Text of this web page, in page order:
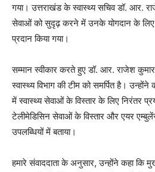
गया। उत्तराखंड के स्वास्थ्य सचिव डॉ. आर.
सेवाओं को सुदृढ़ करने में उनके योगदान के लिए
प्रदान किया गया।
सम्मान स्वीकार करते हुए डॉ. आर. राजेश
स्वास्थ्य विभाग की टीम को समर्पित है। उन्होंने
में स्वास्थ्य सेवाओं के विस्तार के लिए निरंतर
टेलीमेडिसिन सेवाओं के विस्तार और एयर
उपलब्धियों में बताया।
हमारे संवाददाता के अनुसार, उन्होंने कहा कि